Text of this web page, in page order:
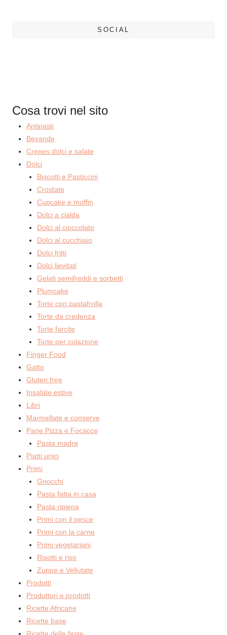
SOCIAL
Cosa trovi nel sito
Antipasti
Bevande
Crepes dolci e salate
Dolci
Biscotti e Pasticcini
Crostate
Cupcake e muffin
Dolci a cialda
Dolci al cioccolato
Dolci al cucchiaio
Dolci fritti
Dolci lievitati
Gelati semifreddi e sorbetti
Plumcake
Torte con pastafrolla
Torte da credenza
Torte farcite
Torte per colazione
Finger Food
Gatto
Gluten free
Insalate estive
Libri
Marmellate e conserve
Pane Pizza e Focacce
Pasta madre
Piatti unici
Primi
Gnocchi
Pasta fatta in casa
Pasta ripiena
Primi con il pesce
Primi con la carne
Primi vegetariani
Risotti e riso
Zuppe e Vellutate
Prodotti
Produttori e prodotti
Ricette Africane
Ricette base